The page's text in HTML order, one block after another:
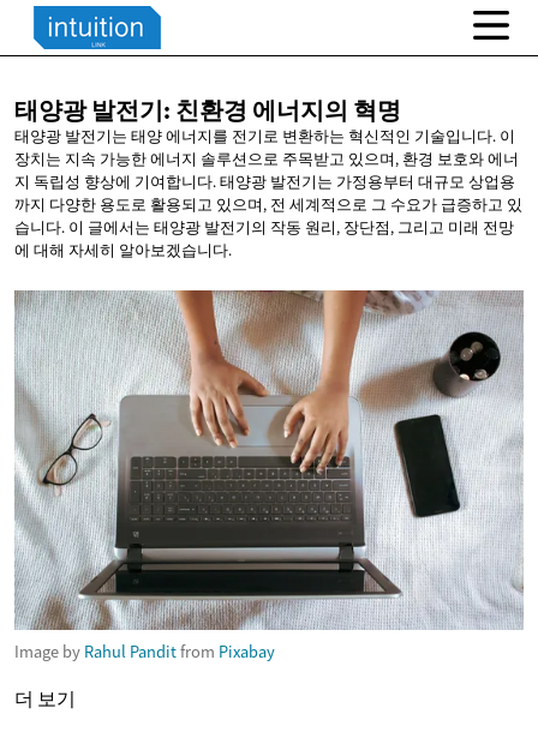
태양광 발전기: 친환경 에너지의 혁명
태양광 발전기는 태양 에너지를 전기로 변환하는 혁신적인 기술입니다. 이
장치는 지속 가능한 에너지 솔루션으로 주목받고 있으며, 환경 보호와 에너
지 독립성 향상에 기여합니다. 태양광 발전기는 가정용부터 대규모 상업용
까지 다양한 용도로 활용되고 있으며, 전 세계적으로 그 수요가 급증하고 있
습니다. 이 글에서는 태양광 발전기의 작동 원리, 장단점, 그리고 미래 전망
에 대해 자세히 알아보겠습니다.
Image by Rahul Panditfrom Pixabay
더 보기